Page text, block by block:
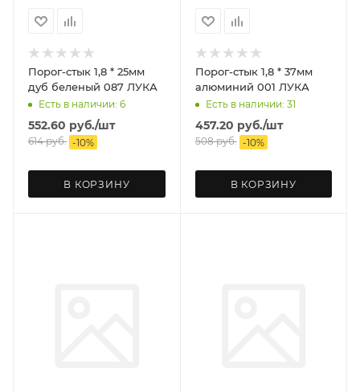
Порог-стык 1,8 * 25мм
дуб беленый 087 ЛУКА
Есть в наличии: 6
552.60 руб./шт
614руб. -10%
В КОРЗИНУ
Порог-стык 1,8 * 37мм
алюминий 001 ЛУКА
Есть в наличии: 31
457.20 руб./шт
508руб. -10%
В КОРЗИНУ